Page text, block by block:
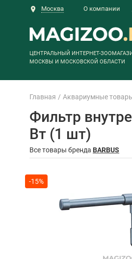
Москва О компании
ЦЕНТРАЛЬНЫЙ ИНТЕРНЕТ-
МОСКВЫ И МОСКОВСКОЙ ОБЛАСТИ
Главная Аквариумные
Фильтр
Вт (1 шт)
Все товары бренда BARBUS
-15%